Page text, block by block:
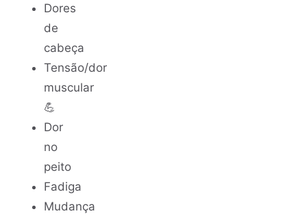
Dores
de
cabeça
Tensão/dor
muscular
💪
Dor
no
peito
Fadiga
Mudança